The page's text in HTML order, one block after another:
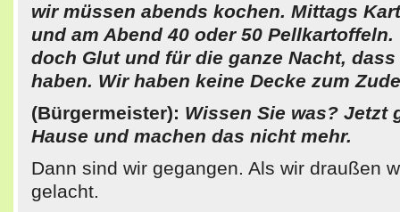
wir müssen abends kochen. Mittags
und am Abend 40 oder 50
doch Glut und für die ganze Nacht,
haben. Wir haben keine Decke zum
(Bürgermeister): Wissen Sie was? Jetzt
Hause und machen das nicht mehr.
Dann sind wir gegangen. Als wir draußen
gelacht.